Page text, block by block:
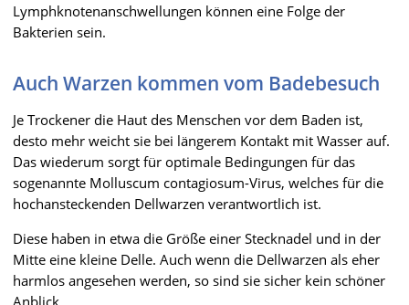
Lymphknotenanschwellungen können eine Folge der
Bakterien sein.
Auch Warzen kommen vom Badebesuch
Je Trockener die Haut des Menschen vor dem Baden ist,
desto mehr weicht sie bei längerem Kontakt mit Wasser auf.
Das wiederum sorgt für optimale Bedingungen für das
sogenannte Molluscum contagiosum-Virus, welches für die
hochansteckenden Dellwarzen verantwortlich ist.
Diese haben in etwa die Größe einer Stecknadel und in der
Mitte eine kleine Delle. Auch wenn die Dellwarzen als eher
harmlos angesehen werden, so sind sie sicher kein schöner
Anblick.